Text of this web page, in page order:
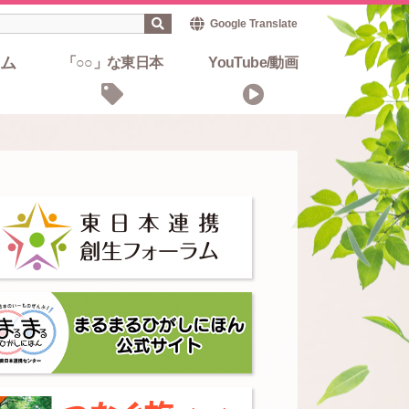
「○○」な東日本 YouTube/動画
Google Translate